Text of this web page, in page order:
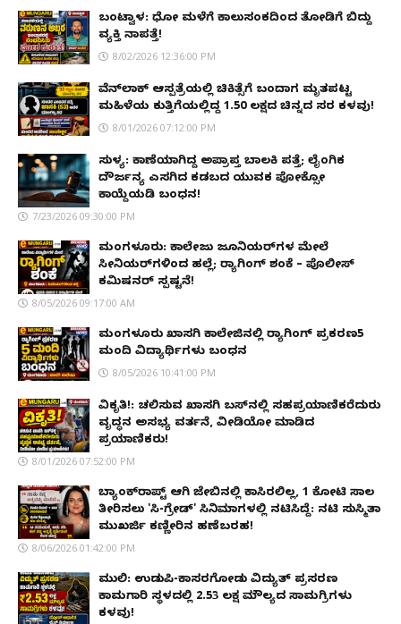
ಬಂಟ್ವಾಳ: ಧೋ ಮಳೆಗೆ ಕಾಲುಸಂಕದಿಂದ ತೋಡಿಗೆ ಬಿದ್ದು
ವ್ಯಕ್ತಿ ನಾಪತ್ತೆ!
8/02/2026 12:36:00 PM
ವೆನ್‌ಲಾಕ್ ಆಸ್ಪತ್ರೆಯಲ್ಲಿ ಚಿಕಿತ್ಸೆಗೆ ಬಂದಾಗ ಮೃತಪಟ್ಟ
ಮಹಿಳೆಯ ಕುತ್ತಿಗೆಯಲ್ಲಿದ್ದ ₹1.50 ಲಕ್ಷದ ಚಿನ್ನದ ಸರ ಕಳವು!
8/01/2026 07:12:00 PM
ಸುಳ್ಯ: ಕಾಣೆಯಾಗಿದ್ದ ಅಪ್ರಾಪ್ತ ಬಾಲಕಿ ಪತ್ತೆ; ಲೈಂಗಿಕ
ದೌರ್ಜನ್ಯ ಎಸಗಿದ ಕಡಬದ ಯುವಕ ಪೋಕ್ಸೋ
ಕಾಯ್ದೆಯಡಿ ಬಂಧನ!
7/23/2026 09:30:00 PM
ಮಂಗಳೂರು: ಕಾಲೇಜು ಜೂನಿಯರ್‌ಗಳ ಮೇಲೆ
ಸೀನಿಯರ್‌ಗಳಿಂದ ಹಲ್ಲೆ; ರ‌್ಯಾಗಿಂಗ್ ಶಂಕೆ – ಪೊಲೀಸ್
ಕಮಿಷನರ್ ಸ್ಪಷ್ಟನೆ!
8/05/2026 09:17:00 AM
ಮಂಗಳೂರು ಖಾಸಗಿ ಕಾಲೇಜಿನಲ್ಲಿ ರ‌್ಯಾಗಿಂಗ್ ಪ್ರಕರಣ5
ಮಂದಿ ವಿದ್ಯಾರ್ಥಿಗಳು ಬಂಧನ
8/05/2026 10:41:00 PM
ವಿಕೃತಿ!: ಚಲಿಸುವ ಖಾಸಗಿ ಬಸ್‌ನಲ್ಲಿ ಸಹಪ್ರಯಾಣಿಕರೆದುರು
ವೃದ್ಧನ ಅಸಭ್ಯ ವರ್ತನೆ, ವೀಡಿಯೋ ಮಾಡಿದ
ಪ್ರಯಾಣಿಕರು!
8/01/2026 07:52:00 PM
ಬ್ಯಾಂಕ್‌ರಾಪ್ಟ್‌ ಆಗಿ ಜೇಬಿನಲ್ಲಿ ಕಾಸಿರಲಿಲ್ಲ, ₹1 ಕೋಟಿ ಸಾಲ
ತೀರಿಸಲು 'ಸಿ-ಗ್ರೇಡ್' ಸಿನಿಮಾಗಳಲ್ಲಿ ನಟಿಸಿದ್ದೆ: ನಟಿ ಸುಸ್ಮಿತಾ
ಮುಖರ್ಜಿ ಕಣ್ಣೀರಿನ ಹಣೆಬರಹ!
8/06/2026 01:42:00 PM
ಮುಲ್ಕಿ: ಉಡುಪಿ-ಕಾಸರಗೋಡು ವಿದ್ಯುತ್ ಪ್ರಸರಣ
ಕಾಮಗಾರಿ ಸ್ಥಳದಲ್ಲಿ ₹2.53 ಲಕ್ಷ ಮೌಲ್ಯದ ಸಾಮಗ್ರಿಗಳು
ಕಳವು!